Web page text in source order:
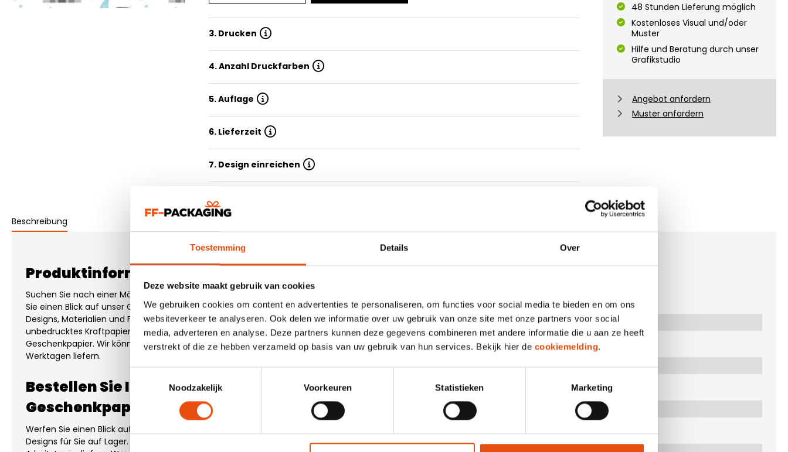
Toestemming Details Over
Deze website maakt gebruik van cookies
We gebruiken cookies om content en advertenties te personaliseren, om functies voor social media te bieden en om ons
websiteverkeer te analyseren. Ook delen we informatie over uw gebruik van onze site met onze partners voor social
media, adverteren en analyse. Deze partners kunnen deze gegevens combineren met andere informatie die u aan ze heeft
verstrekt of die ze hebben verzameld op basis van uw gebruik van hun services. Bekijk hier de cookiemelding.
Noodzakelijk
Voorkeuren Statistieken Marketing
3. Drucken
4. Anzahl Druckfarben
5. Auflage
6. Lieferzeit
7. Design einreichen
48 Stunden Lieferung möglich
Kostenloses Visual und/oder
Muster
Hilfe und Beratung durch unser
Grafikstudio
Angebot anfordern
Muster anfordern
Beschreibung
Produktinformationen "Beschichtetes Geschenkpapier - Märchenhaftes Design"
Suchen Sie nach einer Möglichkeit, Ihr Produkt ordentlich zu verpacken? Dann werfen
Sie einen Blick auf unser Geschenkpapier. Wir haben mehr als 200 verschiedene
Designs, Materialien und Farben auf Lager. Einfarbig bedrucktes Geschenkpapier,
unbedrucktes Kraftpapier sowie stilvolles, ein- oder mehrfarbig bedrucktes
Geschenkpapier. Wir können Ihnen all dieses Geschenkpapier innerhalb von 1-5
Werktagen liefern.
Bestellen Sie Ihr Beschichtetes
Geschenkpapier - Märchenhaftes Design
Werfen Sie einen Blick auf unser Geschenkpapier. Wir haben viele verschiedene
Designs für Sie auf Lager. Wir können Ihnen diese Arbeit innerhalb von 1 bis 5
Eigenschaften
Model
Rolle
Material
Material Farbe